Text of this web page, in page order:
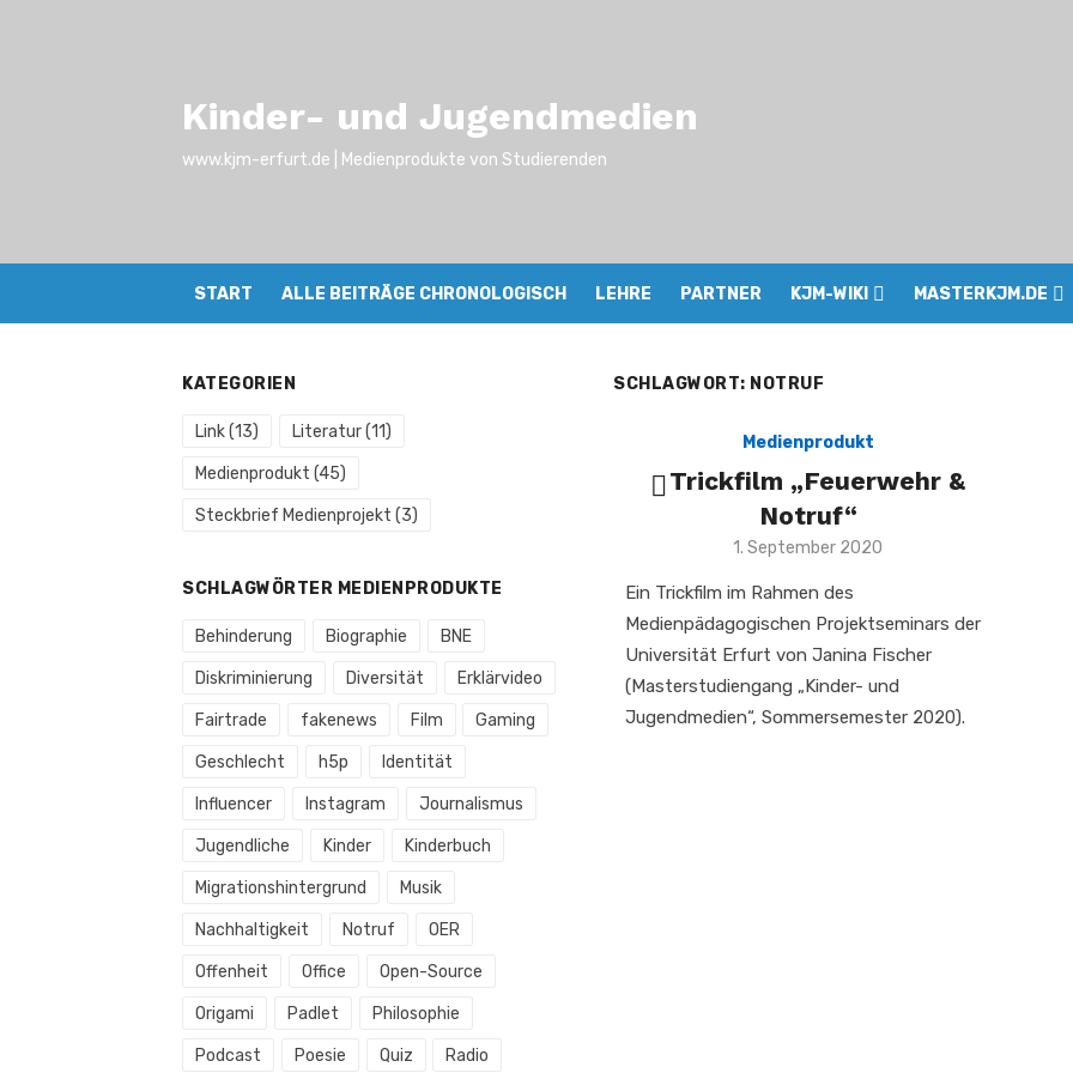
Kinder- und Jugendmedien
www.kjm-erfurt.de | Medienprodukte von Studierenden
START ALLE BEITRÄGE CHRONOLOGISCH LEHRE PARTNER KJM-WIKI MASTERKJM.DE
SCHLAGWORT: NOTRUF
Medienprodukt
Trickfilm „Feuerwehr &
Notruf“
Veröffentlicht
1. September 2020
Ein Trickfilm im Rahmen des
Medienpädagogischen Projektseminars der
Universität Erfurt von Janina Fischer
(Masterstudiengang „Kinder- und
Jugendmedien“, Sommersemester 2020).
KATEGORIEN
Link(13) Literatur(11)
Medienprodukt (45)
Steckbrief Medienprojekt (3)
SCHLAGWÖRTER MEDIENPRODUKTE
Behinderung Biographie BNE
Diskriminierung Diversität Erklärvideo
Fairtrade fakenews Film Gaming
Geschlecht h5p Identität
Influencer Instagram Journalismus
Jugendliche Kinder Kinderbuch
Migrationshintergrund Musik
Nachhaltigkeit Notruf OER
Offenheit Office Open-Source
Origami Padlet Philosophie
Podcast Poesie Quiz Radio